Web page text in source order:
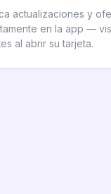
actualizaciones y
en la app —
al abrir su tarjeta.